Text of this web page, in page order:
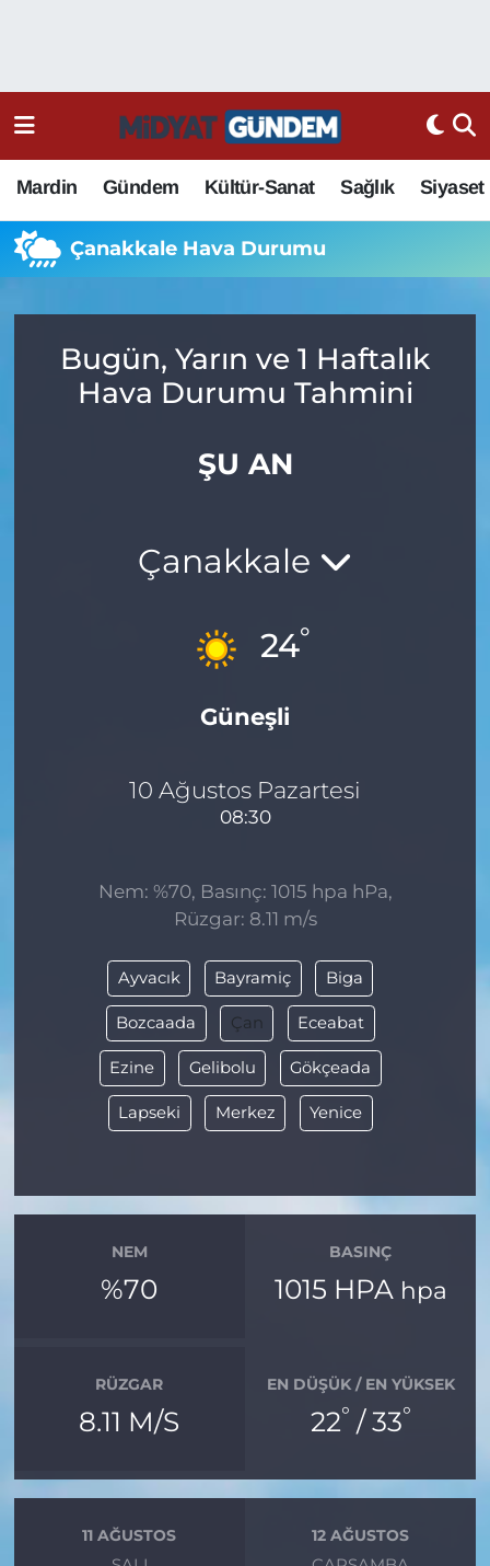
Mardin Gündem Kültür-Sanat Sağlık Siyaset
Çanakkale Hava Durumu
Bugün, Yarın ve 1 Haftalık
Hava Durumu Tahmini
ŞU AN
Çanakkale
24°
Güneşli
10 Ağustos Pazartesi
08:30
Nem: %70, Basınç: 1015 hpa hPa,
Rüzgar: 8.11 m/s
Ayvacık Bayramiç Biga
Bozcaada Çan Eceabat
Ezine Gelibolu Gökçeada
Lapseki Merkez Yenice
NEM
%70
BASINÇ
1015 HPA hpa
RÜZGAR
8.11 M/S
EN DÜŞÜK / EN YÜKSEK
22° / 33°
11 AĞUSTOS
12 AĞUSTOS